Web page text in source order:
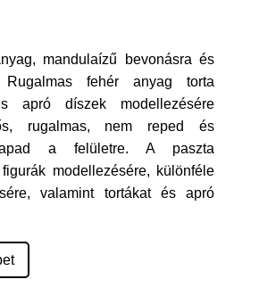
mandulaízű bevonásra és
Rugalmas fehér anyag torta
apró díszek modellezésére
rugalmas, nem reped és
a felületre. A paszta
modellezésére, különféle
valamint tortákat és apró